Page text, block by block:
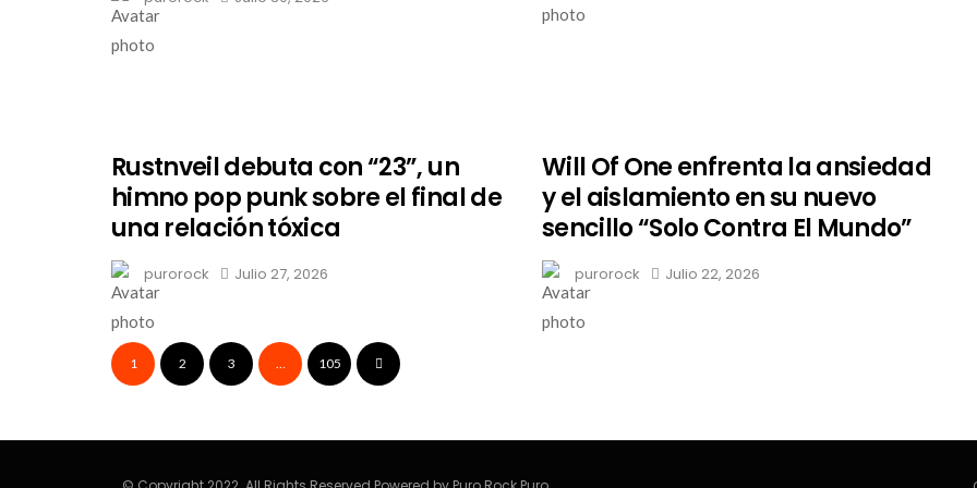
Rustnveil debuta con “23”, un
himno pop punk sobre el final de
una relación tóxica
purorock Julio 27, 2026
Will Of One enfrenta la ansiedad
y el aislamiento en su nuevo
sencillo “Solo Contra El Mundo”
purorock Julio 22, 2026
1 2 3 … 105